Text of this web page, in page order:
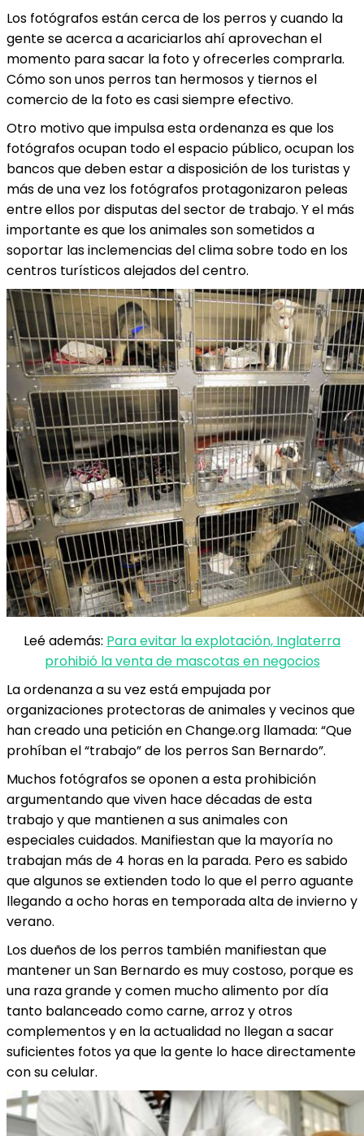
Los fotógrafos están cerca de los perros y cuando la
gente se acerca a acariciarlos ahí aprovechan el
momento para sacar la foto y ofrecerles comprarla.
Cómo son unos perros tan hermosos y tiernos el
comercio de la foto es casi siempre efectivo.
Otro motivo que impulsa esta ordenanza es que los
fotógrafos ocupan todo el espacio público, ocupan los
bancos que deben estar a disposición de los turistas y
más de una vez los fotógrafos protagonizaron peleas
entre ellos por disputas del sector de trabajo. Y el más
importante es que los animales son sometidos a
soportar las inclemencias del clima sobre todo en los
centros turísticos alejados del centro.
Leé además: Para evitar la explotación, Inglaterra
prohibió la venta de mascotas en negocios
La ordenanza a su vez está empujada por
organizaciones protectoras de animales y vecinos que
han creado una petición en Change.org llamada: “Que
prohíban el “trabajo” de los perros San Bernardo”.
Muchos fotógrafos se oponen a esta prohibición
argumentando que viven hace décadas de esta
trabajo y que mantienen a sus animales con
especiales cuidados. Manifiestan que la mayoría no
trabajan más de 4 horas en la parada. Pero es sabido
que algunos se extienden todo lo que el perro aguante
llegando a ocho horas en temporada alta de invierno y
verano.
Los dueños de los perros también manifiestan que
mantener un San Bernardo es muy costoso, porque es
una raza grande y comen mucho alimento por día
tanto balanceado como carne, arroz y otros
complementos y en la actualidad no llegan a sacar
suficientes fotos ya que la gente lo hace directamente
con su celular.